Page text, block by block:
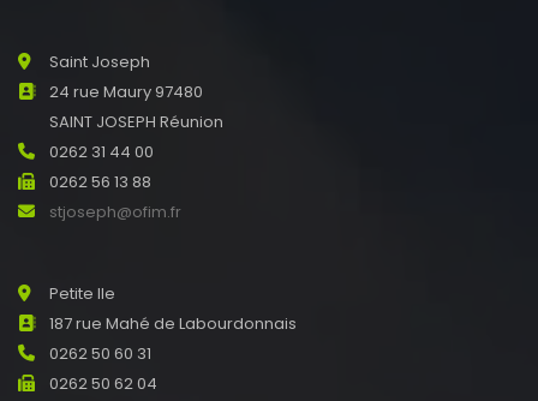
Saint Joseph
24 rue Maury 97480
SAINT JOSEPH Réunion
0262 31 44 00
0262 56 13 88
stjoseph@ofim.fr
Petite Ile
187 rue Mahé de Labourdonnais
0262 50 60 31
0262 50 62 04